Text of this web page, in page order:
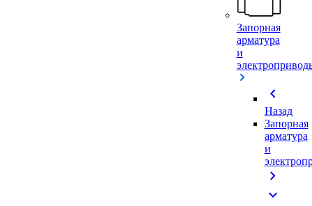
Запорная
арматура
и
chevron_left
Назад
Запорная
арматура
и
chevron_right
expand_more